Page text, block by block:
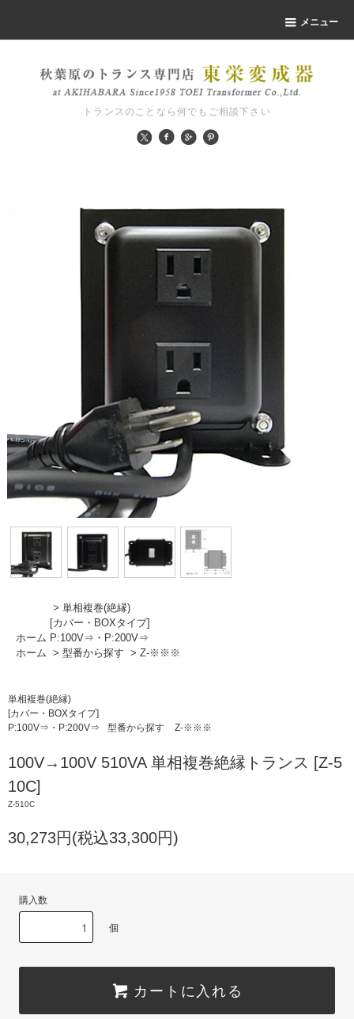
メニュー
トランスのことなら何でもご相談下さい
ホーム
> 単相複巻(絶縁)
[カバー・BOXタイプ]
P:100V⇒・P:200V⇒
ホーム > 型番から探す > Z-※※※
単相複巻(絶縁)
[カバー・BOXタイプ]
P:100V⇒・P:200V⇒
型番から探す Z-※※※
100V→100V 510VA 単相複巻絶縁トランス [Z-5
10C]
Z-510C
30,273円(税込33,300円)
購入数
個
カートに入れる